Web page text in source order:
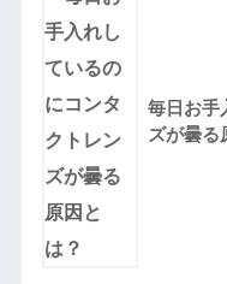
毎日お手
ズが曇る